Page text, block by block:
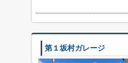
第１坂村ガレージ